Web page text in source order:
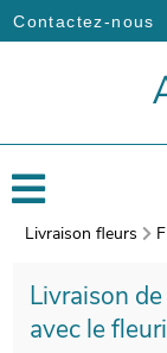
Contactez-nous
Livraison fleurs
Livraison
avec le